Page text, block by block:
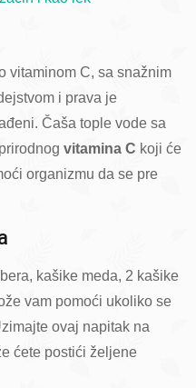
vitaminom C, sa snažnim
i prava je
Čaša tople vode sa
vitamina C koji će
organizmu da se pre
kašike meda, 2 kašike
vam pomoći ukoliko se
ovaj napitak na
ćete postići željene